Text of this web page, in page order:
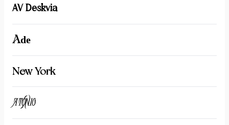
AV Deskvia
Ade
New York
Atonic